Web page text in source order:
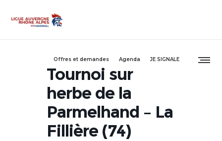
Offres et demandes Agenda JE SIGNALE
Tournoi sur
herbe de la
Parmelhand – La
Fillière (74)